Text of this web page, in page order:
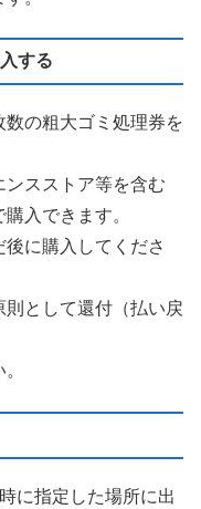
する
の粗大ゴミ処理券を
スストア等を含む
入できます。
に購入してくださ
として還付（払い戻
に指定した場所に出